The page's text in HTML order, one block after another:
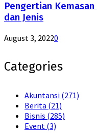
Pengertian Kemasan
dan Jenis
August 3, 20220
Categories
Akuntansi (271)
Berita (21)
Bisnis (285)
Event (3)